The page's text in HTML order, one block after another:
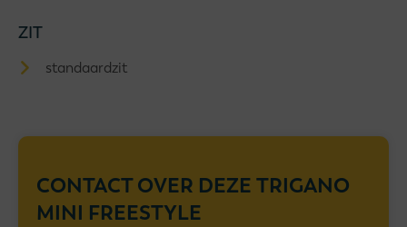
ZIT
standaardzit
CONTACT OVER DEZE TRIGANO
MINI FREESTYLE